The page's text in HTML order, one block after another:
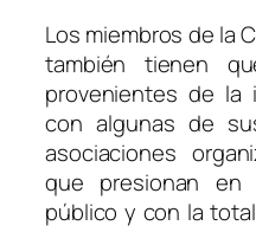
Los miembros de la
también tienen
provenientes de la
con algunas de
asociaciones
que presionan
público y con la